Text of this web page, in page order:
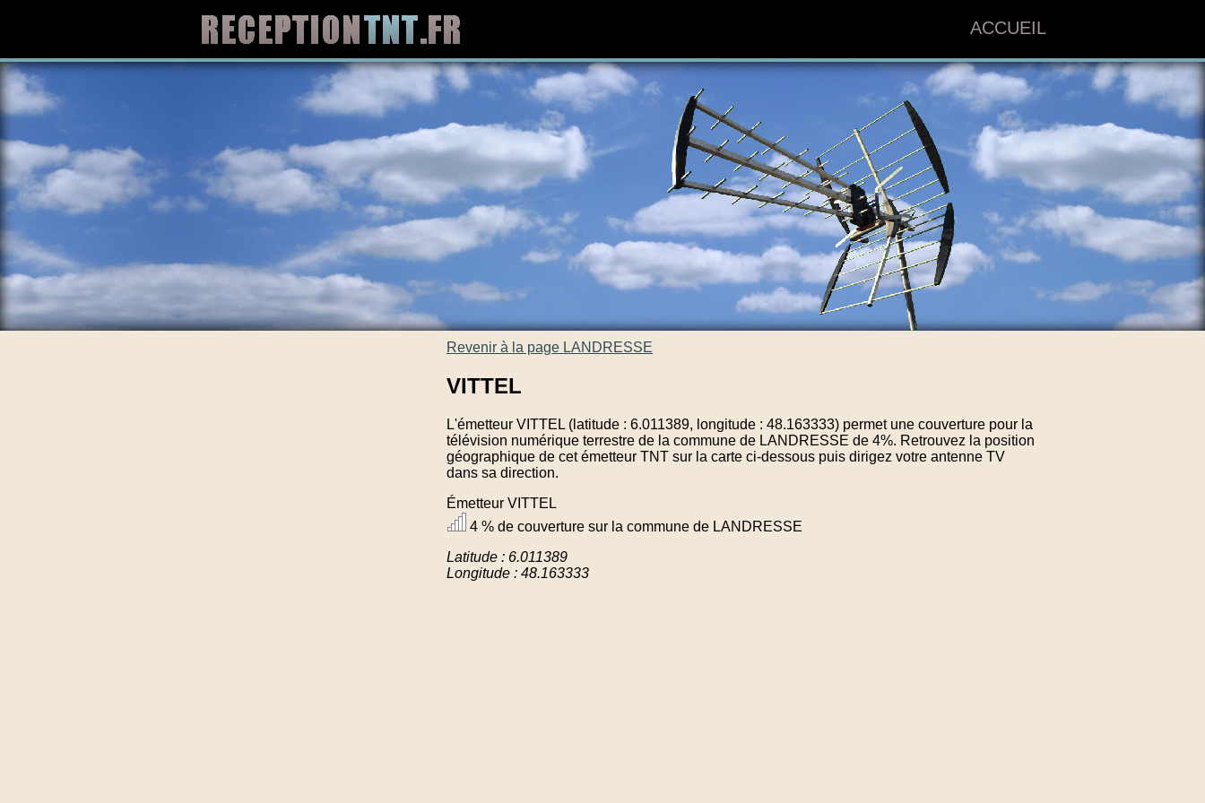
ACCUEIL
Revenir à la page LANDRESSE
VITTEL
L'émetteur VITTEL (latitude : 6.011389, longitude : 48.163333) permet une couverture pour la
télévision numérique terrestre de la commune de LANDRESSE de 4%. Retrouvez la position
géographique de cet émetteur TNT sur la carte ci-dessous puis dirigez votre antenne TV
dans sa direction.
Émetteur VITTEL
4 % de couverture sur la commune de LANDRESSE
Latitude : 6.011389
Longitude : 48.163333